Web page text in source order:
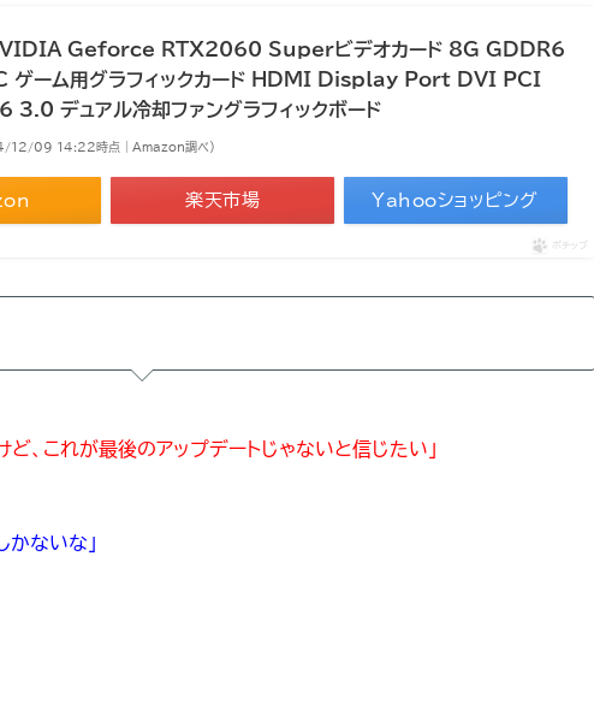
Geforce RTX2060 Superビデオカード 8G GDDR6
ゲーム用グラフィックカード HDMI Display Port DVI PCI
デュアル冷却ファングラフィックボード
12/09 14:22時点 | Amazon調べ）
楽天市場 Yahooショッピング
ポチップ
これが最後のアップデートじゃないと信じたい」
かないな」